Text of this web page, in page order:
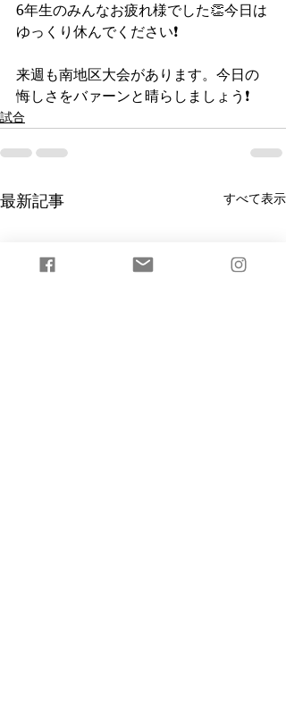
6年生のみんなお疲れ様でした👏今日は
ゆっくり休んでください❗️
来週も南地区大会があります。今日の
悔しさをバァーンと晴らしましょう❗️
試合
最新記事 すべて表示